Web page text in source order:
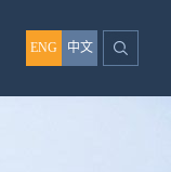
ENG 中文